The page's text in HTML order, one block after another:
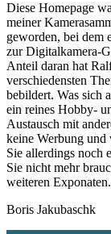
Diese Homepage
meiner
geworden, bei dem
zur Digitalkamera-
Anteil daran hat
verschiedensten
bebildert. Was sich
ein reines Hobby-
Austausch mit
keine Werbung und
Sie allerdings noch
Sie nicht mehr
weiteren Exponaten.
Boris Jakubaschk